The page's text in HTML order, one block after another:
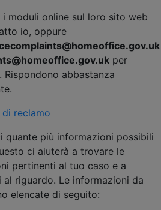
i moduli online sul loro sito web
io, oppure
per
Rispondono abbastanza
reclamo
quante più informazioni possibili
ci aiuterà a trovare le
pertinenti al tuo caso e a
riguardo. Le informazioni da
elencate di seguito: